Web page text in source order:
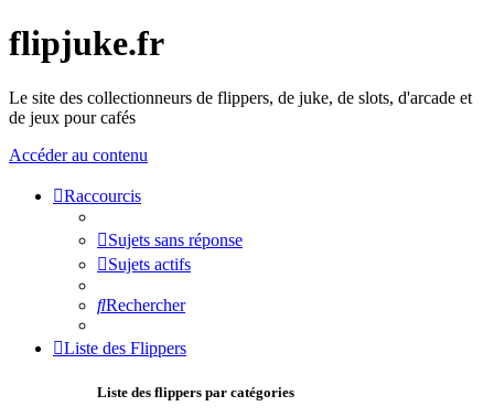
flipjuke.fr
Le site des collectionneurs de flippers, de juke, de slots, d'arcade et
de jeux pour cafés
Accéder au contenu
Raccourcis
Sujets sans réponse
Sujets actifs
Rechercher
Liste des Flippers
Liste des flippers par catégories